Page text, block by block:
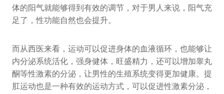
体的阳气就能够得到有效的调节，对于男人来说，阳气充
足了，性功能自然也会提升。
而从西医来看，运动可以促进身体的血液循环，也能够让
内分泌系统活化，强身健体，旺盛精力，还可以增加睾丸
酮等性激素的分泌，让男性的生殖系统变得更加健康。提
肛运动也是一种有效的运动方式，可以促进性激素分泌，